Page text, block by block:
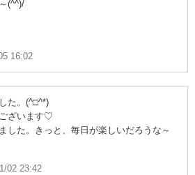
(^^)/
16:02
た。(^□^*)
ざいます♡
した。きっと、毎日が楽しいだろうな～
02 23:42